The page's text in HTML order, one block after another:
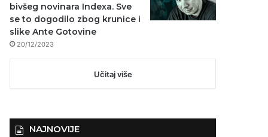
bivšeg novinara Indexa. Sve
se to dogodilo zbog krunice i
slike Ante Gotovine
20/12/2023
Učitaj više
NAJNOVIJE